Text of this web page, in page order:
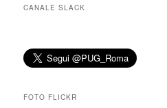
CANALE SLACK
FOTO FLICKR